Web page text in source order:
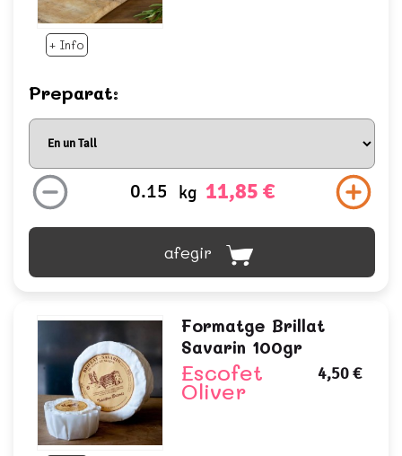
+ Info
Preparat:
kg 11,85 €
afegir
Formatge Brillat
Savarin 100gr
Escofet
Oliver
4,50 €